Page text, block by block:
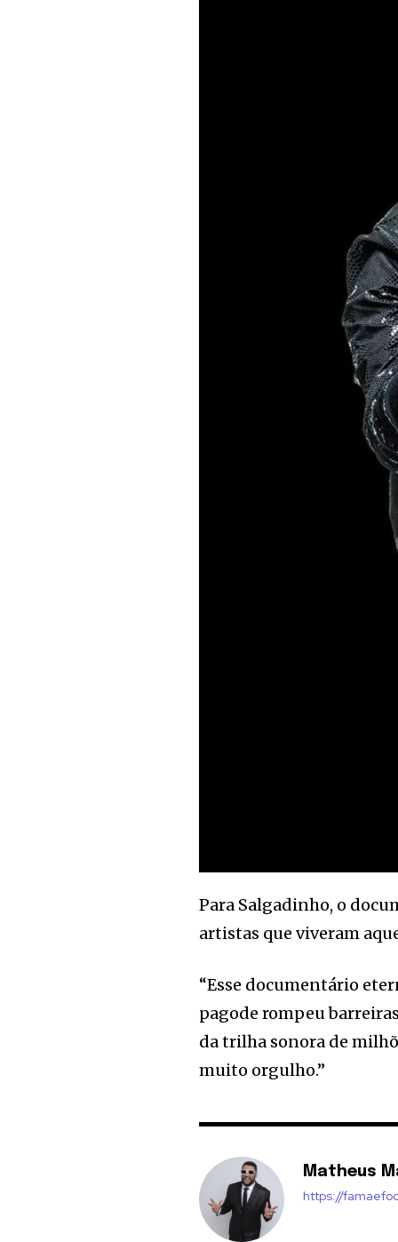
Para Salgadinho, o
artistas que viveram
“Esse documentário
pagode rompeu
da trilha sonora de
muito orgulho.”
Matheus
https://